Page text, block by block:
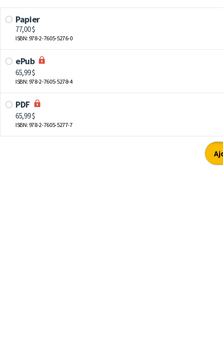
Papier
77,00 $
ISBN: 978-2-7605-5276-0
ePub
65,99 $
ISBN: 978-2-7605-5278-4
PDF
65,99 $
ISBN: 978-2-7605-5277-7